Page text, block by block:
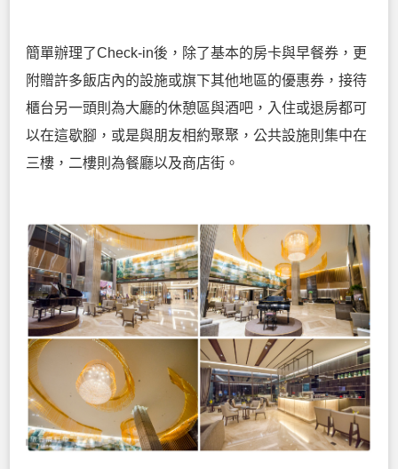
簡單辦理了Check-in後，除了基本的房卡與早餐券，更
附贈許多飯店內的設施或旗下其他地區的優惠券，接待
櫃台另一頭則為大廳的休憩區與酒吧，入住或退房都可
以在這歇腳，或是與朋友相約聚聚，公共設施則集中在
三樓，二樓則為餐廳以及商店街。